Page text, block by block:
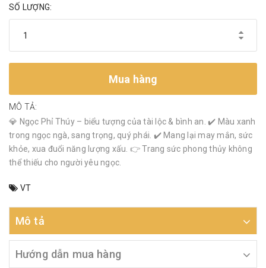
SỐ LƯỢNG:
Mua hàng
MÔ TẢ:
💎 Ngọc Phỉ Thúy – biểu tượng của tài lộc & bình an. ✔️ Màu xanh
trong ngọc ngà, sang trọng, quý phái. ✔️ Mang lại may mắn, sức
khỏe, xua đuổi năng lượng xấu. 👉 Trang sức phong thủy không
thể thiếu cho người yêu ngọc.
VT
Mô tả
Hướng dẫn mua hàng